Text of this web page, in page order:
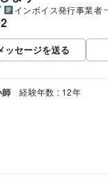
インボイス発行事業者
2
ッセージを送る
経験年数 : 12年